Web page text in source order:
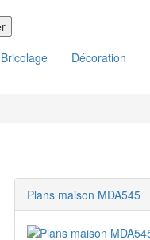
Bricolage Décoration
Plans maison MDA545